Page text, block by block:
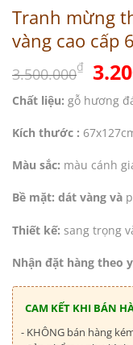
Tranh mừng
vàng cao cấp
3.500.000₫ Giá
gốc
là:
Chất liệu: gỗ hương
Kích thước :
Màu sắc: màu cánh
Bề mặt: dát vàng và
Thiết kế: sang trọng
Nhận đặt hàng theo
CAM KẾT KHI BÁN
- KHÔNG bán hàng